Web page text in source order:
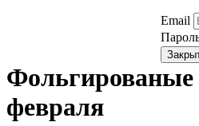
Email
февраля